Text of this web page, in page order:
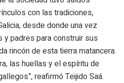
con las tradiciones,
desde donde una vez
padres para construir sus
rincón de esta tierra matancera.
las huellas y el espíritu de
reafirmó Teijido Saá.